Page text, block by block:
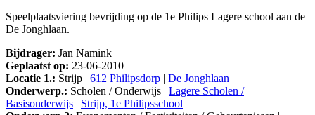
Speelplaatsviering bevrijding op de 1e Philips Lagere school aan de
De Jonghlaan.
Bijdrager: Jan Namink
Geplaatst op: 23-06-2010
Locatie 1.: Strijp | 612 Philipsdorp | De Jonghlaan
Onderwerp.: Scholen / Onderwijs | Lagere Scholen /
Basisonderwijs | Strijp, 1e Philipsschool